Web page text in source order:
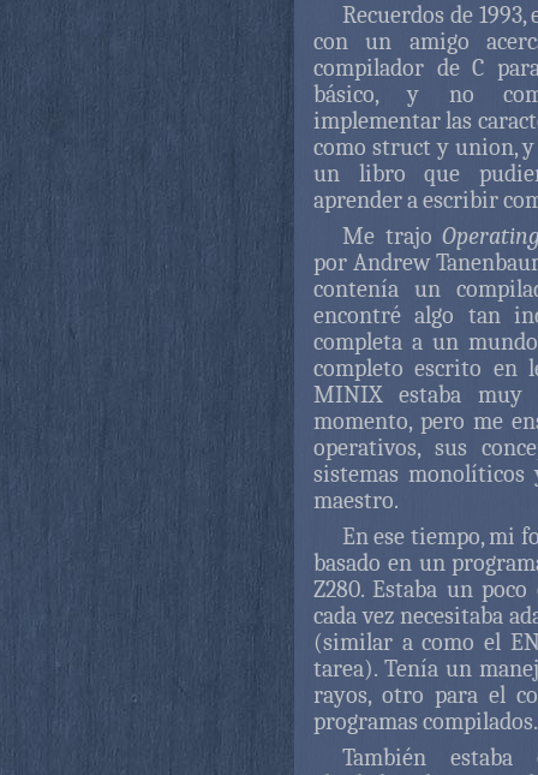
Recuerdos de
con un amigo
compilador de C
básico, y no
implementar las
como struct y union, y
un libro que
aprender a escribir
Me trajo
por Andrew
contenía un
encontré algo tan
completa a un
completo escrito en
MINIX estaba muy
momento, pero me
operativos, sus
sistemas monolíticos
maestro.
En ese tiempo, mi
basado en un
Z280. Estaba un
cada vez necesitaba
(similar a como el
tarea). Tenía un
rayos, otro para el
programas compilados.
También